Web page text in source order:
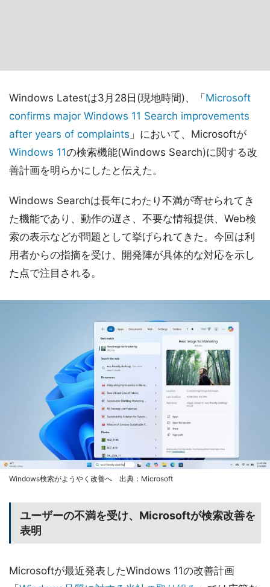
Windows Latestは3月28日(現地時間)、「 Microsoft
confirms major Windows 11 Search improvements
after years of complaints 」において、Microsoftが
Windows 11の検索機能(Windows Search)に関する改
善計画を明らかにしたと伝えた。
Windows Searchは長年にわたり不満が寄せられてき
た機能であり、動作の遅さ、不要な情報提供、Web検
索の表示などが問題として挙げられてきた。今回は利
用者からの指摘を受け、開発陣が具体的な対応を示し
た点で注目される。
Windows検索がようやく改善へ 出典：Microsoft
ユーザーの不満を受け、Microsoftが検索改善を
表明
Microsoftが最近発表したWindows 11の改善計画